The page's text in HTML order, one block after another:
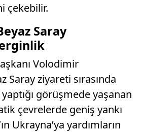
çekebilir.
Saray
Volodimir
Saray ziyareti sırasında
görüşmede yaşanan
çevrelerde geniş yankı
Ukrayna’ya yardımların